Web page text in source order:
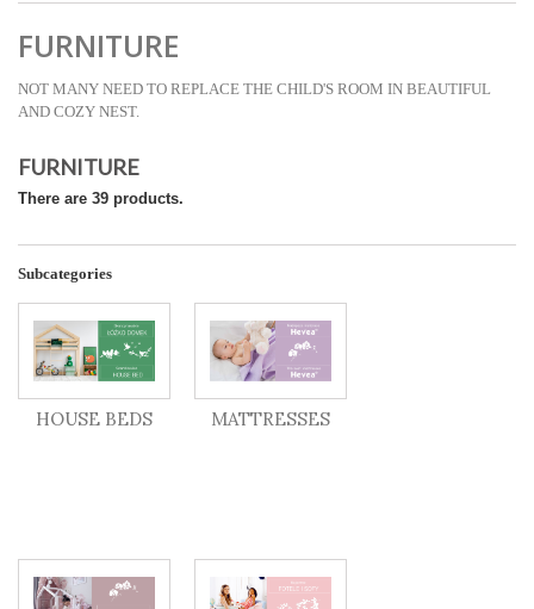
FURNITURE
NOT MANY NEED TO REPLACE THE CHILD'S ROOM IN BEAUTIFUL
AND COZY NEST.
FURNITURE
There are 39 products.
Subcategories
HOUSE BEDS MATTRESSES